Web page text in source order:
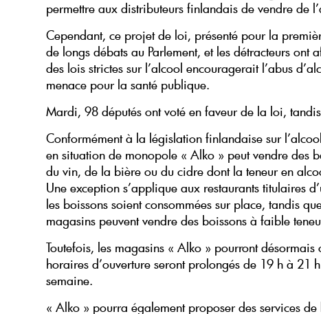
permettre aux distributeurs finlandais de vendre de
Cependant, ce projet de loi, présenté pour la
de longs débats au Parlement, et les détracteurs ont
des lois strictes sur l’alcool encouragerait l’abus
menace pour la santé publique.
Mardi, 98 députés ont voté en faveur de la loi,
Conformément à la législation finlandaise sur
en situation de monopole « Alko » peut vendre des
du vin, de la bière ou du cidre dont la teneur en
Une exception s’applique aux restaurants titulaires
les boissons soient consommées sur place, tandis
magasins peuvent vendre des boissons à faible
Toutefois, les magasins « Alko » pourront
horaires d’ouverture seront prolongés de 19 h à 21
semaine.
« Alko » pourra également proposer des services